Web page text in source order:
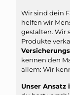
Wir sind dein
helfen wir
gestalten. Wir
Produkte
kennen den
allem: Wir
Unser Ansatz